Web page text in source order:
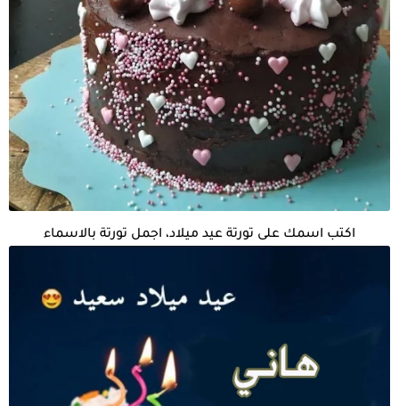
اكتب اسمك على تورتة عيد ميلاد، اجمل تورتة بالاسماء